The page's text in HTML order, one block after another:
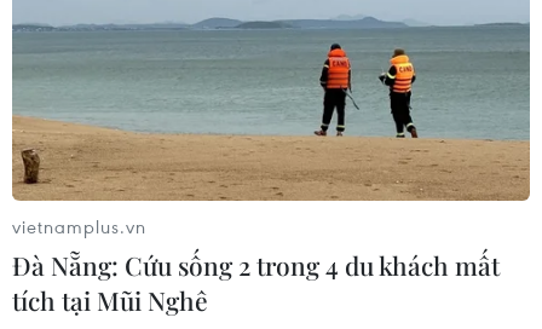
vietnamplus.vn
Đà Nẵng: Cứu sống 2 trong 4 du khách mất
tích tại Mũi Nghê